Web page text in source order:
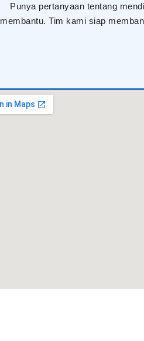
Punya pertanyaan tentang
membantu. Tim kami siap